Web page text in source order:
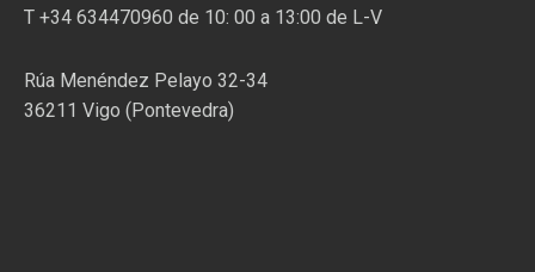
T +34 634470960 de 10: 00 a 13:00 de L-V
Rúa Menéndez Pelayo 32-34
36211 Vigo (Pontevedra)